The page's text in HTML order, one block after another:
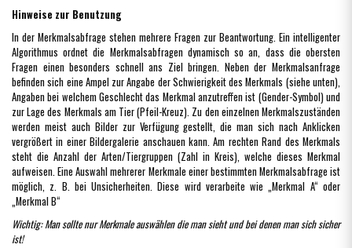
Hinweise zur Benutzung
In der Merkmalsabfrage stehen mehrere Fragen zur Beantwortung. Ein intelligenter
Algorithmus ordnet die Merkmalsabfragen dynamisch so an, dass die obersten
Fragen einen besonders schnell ans Ziel bringen. Neben der Merkmalsanfrage
befinden sich eine Ampel zur Angabe der Schwierigkeit des Merkmals (siehe unten),
Angaben bei welchem Geschlecht das Merkmal anzutreffen ist (Gender-Symbol) und
zur Lage des Merkmals am Tier (Pfeil-Kreuz). Zu den einzelnen Merkmalszuständen
werden meist auch Bilder zur Verfügung gestellt, die man sich nach Anklicken
vergrößert in einer Bildergalerie anschauen kann. Am rechten Rand des Merkmals
steht die Anzahl der Arten/Tiergruppen (Zahl in Kreis), welche dieses Merkmal
aufweisen. Eine Auswahl mehrerer Merkmale einer bestimmten Merkmalsabfrage ist
möglich, z. B. bei Unsicherheiten. Diese wird verarbeite wie „Merkmal A“ oder
„Merkmal B“
Wichtig: Man sollte nur Merkmale auswählen die man sieht und bei denen man sich sicher
ist!